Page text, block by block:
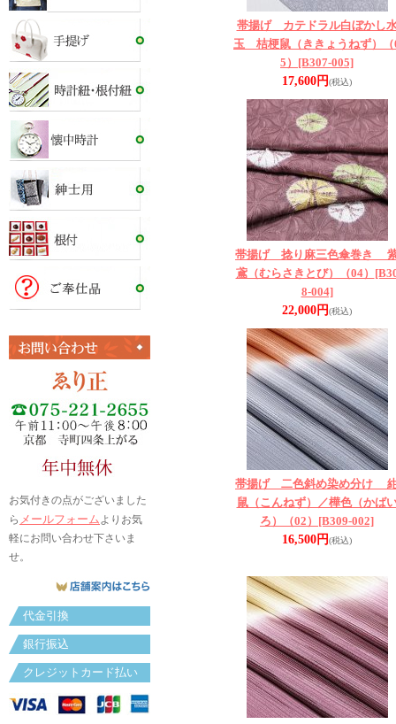
お気付きの点がございました
ら メールフォームよりお気
軽にお問い合わせ下さいま
せ。
代金引換
銀行振込
クレジットカード払い
帯揚げ カテドラル白ぼかし
玉 桔梗鼠（ききょうねず）（
5） [B307-005]
17,600円(税込)
帯揚げ 捻り麻三色傘巻き
鳶（むらさきとび）（04）
8-004]
22,000円(税込)
帯揚げ 二色斜め染め分け
鼠（こんねず）／樺色（かば
ろ）（02） [B309-002]
16,500円(税込)